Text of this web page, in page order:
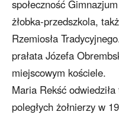
społeczność
żłobka-przedszkola,
Rzemiosła
prałata Józefa
miejscowym kościele.
Maria Rekść
poległych żołnierzy w